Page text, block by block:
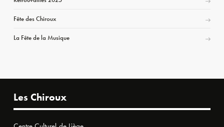
Fête des Chiroux
La Fête de la Musique
Les Chiroux